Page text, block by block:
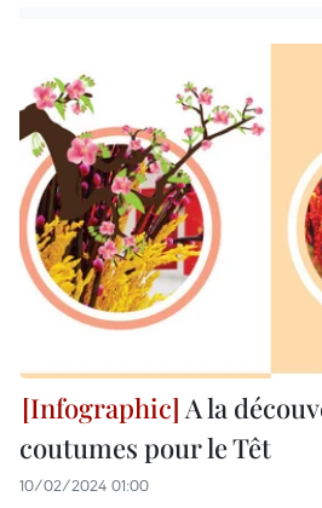
A la
coutumes pour le Têt
10/02/2024 01:00